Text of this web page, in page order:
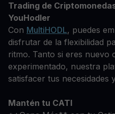
Trading de
YouHodler
Con MultiHODL, puedes
disfrutar de la flexibilidad
ritmo. Tanto si eres nuevo
experimentado, nuestra
satisfacer tus necesidades
Mantén tu CATI